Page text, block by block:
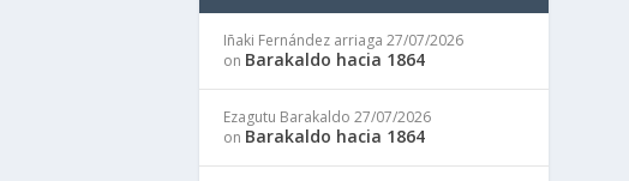
Iñaki Fernández arriaga 27/07/2026
on Barakaldo hacia 1864
Ezagutu Barakaldo 27/07/2026
on Barakaldo hacia 1864